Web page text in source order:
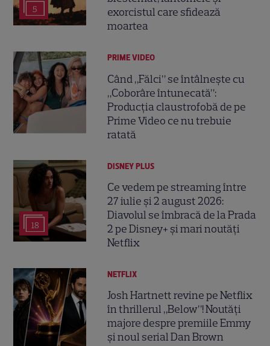
5
exorcistul care sfidează
moartea
PRIME VIDEO
Când „Fălci” se întâlnește cu
„Coborâre întunecată”:
Producția claustrofobă de pe
Prime Video ce nu trebuie
ratată
18
DISNEY PLUS
Ce vedem pe streaming între
27 iulie și 2 august 2026:
Diavolul se îmbracă de la Prada
2 pe Disney+ și mari noutăți
Netflix
NETFLIX
Josh Hartnett revine pe Netflix
în thrillerul „Below”! Noutăți
majore despre premiile Emmy
și noul serial Dan Brown